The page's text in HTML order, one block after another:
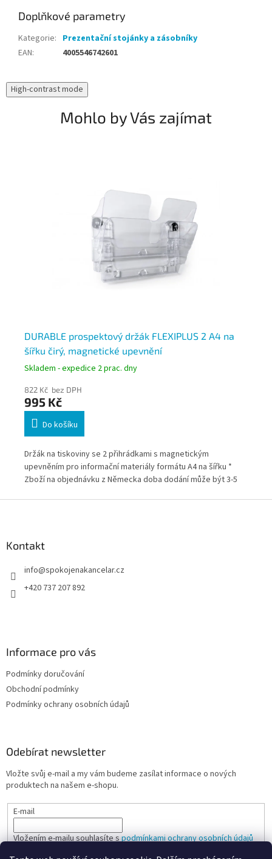
Doplňkové parametry
Kategorie: Prezentační stojánky a zásobníky
EAN: 4005546742601
High-contrast mode
Mohlo by Vás zajímat
DURABLE prospektový držák FLEXIPLUS 2 A4 na
šířku čirý, magnetické upevnění
Skladem - expedice 2 prac. dny
822 Kč bez DPH
995 Kč
Do košíku
Držák na tiskoviny se 2 přihrádkami s magnetickým
upevněním pro informační materiály formátu A4 na šířku *
Zboží na objednávku z Německa doba dodání může být 3-5
Kontakt
info@spokojenakancelar.cz
+420 737 207 892
Informace pro vás
Podmínky doručování
Obchodní podmínky
Podmínky ochrany osobních údajů
Odebírat newsletter
Vložte svůj e-mail a my vám budeme zasílat informace o nových
produktech na našem e-shopu.
E-mail
Vložením e-mailu souhlasíte spodmínkami ochrany osobních údajů